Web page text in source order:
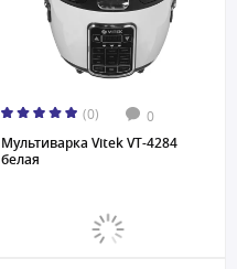
(0) 0
Мультиварка Vitek VT-4284
белая